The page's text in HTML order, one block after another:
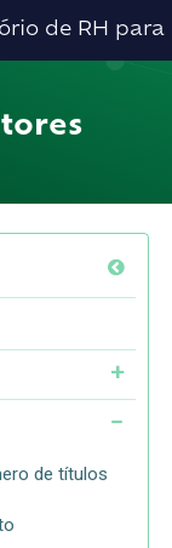
dos
de RH para
de títulos